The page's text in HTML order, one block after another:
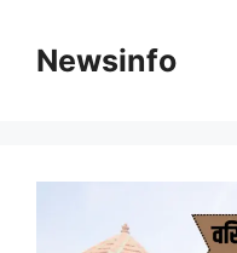
contentNewsinfo